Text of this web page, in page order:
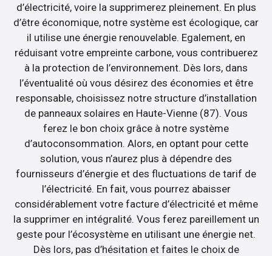
d’électricité, voire la supprimerez pleinement. En plus
d’être économique, notre système est écologique, car
il utilise une énergie renouvelable. Egalement, en
réduisant votre empreinte carbone, vous contribuerez
à la protection de l’environnement. Dès lors, dans
l’éventualité où vous désirez des économies et être
responsable, choisissez notre structure d’installation
de panneaux solaires en Haute-Vienne (87). Vous
ferez le bon choix grâce à notre système
d’autoconsommation. Alors, en optant pour cette
solution, vous n’aurez plus à dépendre des
fournisseurs d’énergie et des fluctuations de tarif de
l’électricité. En fait, vous pourrez abaisser
considérablement votre facture d’électricité et même
la supprimer en intégralité. Vous ferez pareillement un
geste pour l’écosystème en utilisant une énergie net.
Dès lors, pas d’hésitation et faites le choix de